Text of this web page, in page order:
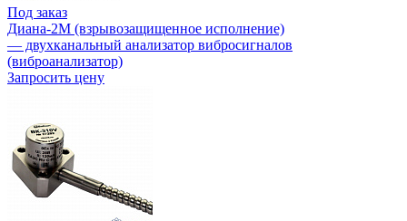
Под заказ
Диана-2М (взрывозащищенное исполнение)
— двухканальный анализатор вибросигналов
(виброанализатор)
Запросить цену